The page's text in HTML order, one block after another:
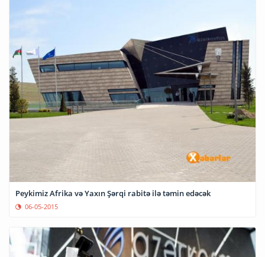
Peykimiz Afrika və Yaxın Şərqi rabitə ilə təmin edəcək
06-05-2015